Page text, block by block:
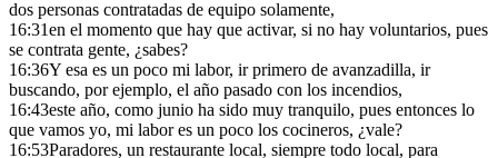
dos personas contratadas de equipo solamente,
16:31en el momento que hay que activar, si no hay voluntarios, pues
se contrata gente, ¿sabes?
16:36Y esa es un poco mi labor, ir primero de avanzadilla, ir
buscando, por ejemplo, el año pasado con los incendios,
16:43este año, como junio ha sido muy tranquilo, pues entonces lo
que vamos yo, mi labor es un poco los cocineros, ¿vale?
16:53Paradores, un restaurante local, siempre todo local, para